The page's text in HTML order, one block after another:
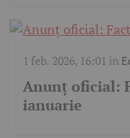
1 feb. 2026, 16:01 în
Anunț oficial:
ianuarie